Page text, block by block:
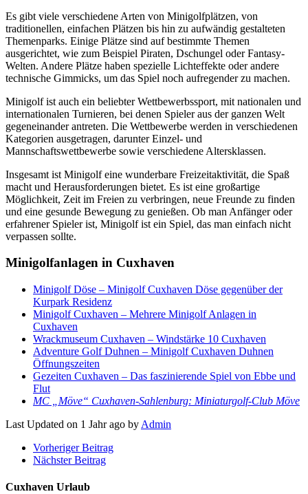
Es gibt viele verschiedene Arten von Minigolfplätzen, von
traditionellen, einfachen Plätzen bis hin zu aufwändig gestalteten
Themenparks. Einige Plätze sind auf bestimmte Themen
ausgerichtet, wie zum Beispiel Piraten, Dschungel oder Fantasy-
Welten. Andere Plätze haben spezielle Lichteffekte oder andere
technische Gimmicks, um das Spiel noch aufregender zu machen.
Minigolf ist auch ein beliebter Wettbewerbssport, mit nationalen und
internationalen Turnieren, bei denen Spieler aus der ganzen Welt
gegeneinander antreten. Die Wettbewerbe werden in verschiedenen
Kategorien ausgetragen, darunter Einzel- und
Mannschaftswettbewerbe sowie verschiedene Altersklassen.
Insgesamt ist Minigolf eine wunderbare Freizeitaktivität, die Spaß
macht und Herausforderungen bietet. Es ist eine großartige
Möglichkeit, Zeit im Freien zu verbringen, neue Freunde zu finden
und eine gesunde Bewegung zu genießen. Ob man Anfänger oder
erfahrener Spieler ist, Minigolf ist ein Spiel, das man einfach nicht
verpassen sollte.
Minigolfanlagen in Cuxhaven
Minigolf Döse – Minigolf Cuxhaven Döse gegenüber der
Kurpark Residenz
Minigolf Cuxhaven – Mehrere Minigolf Anlagen in
Cuxhaven
Wrackmuseum Cuxhaven – Windstärke 10 Cuxhaven
Adventure Golf Duhnen – Minigolf Cuxhaven Duhnen
Öffnungszeiten
Gezeiten Cuxhaven – Das faszinierende Spiel von Ebbe und
Flut
MC „Möve“ Cuxhaven-Sahlenburg: Miniaturgolf-Club Möve
Last Updated on 1 Jahr ago by Admin
Vorheriger Beitrag
Nächster Beitrag
Cuxhaven Urlaub